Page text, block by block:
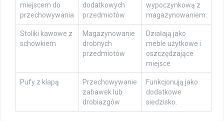
miejscem do
przechowywania
dodatkowych
przedmiotów
wypoczynkową z
magazynowaniem.
Stoliki kawowe z
schowkiem
Magazynowanie
drobnych
przedmiotów
Działają jako
meble użytkowe i
oszczędzające
miejsce.
Pufy z klapą
Przechowywanie
zabawek lub
drobiazgów
Funkcjonują jako
dodatkowe
siedzisko.